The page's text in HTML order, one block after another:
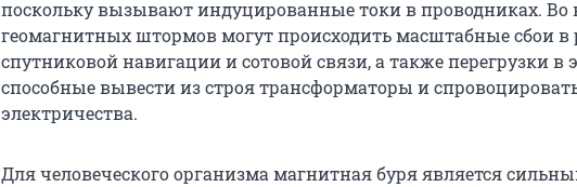
поскольку вызывают индуцированные токи в проводниках.
геомагнитных штормов могут происходить масштабные сбои в
спутниковой навигации и сотовой связи, а также перегрузки в
способные вывести из строя трансформаторы и
электричества.
Для человеческого организма магнитная буря является